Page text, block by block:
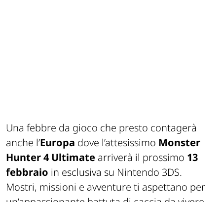
Una febbre da gioco che presto contagerà
anche l’Europa dove l’attesissimo Monster
Hunter 4 Ultimate arriverà il prossimo 13
febbraio in esclusiva su Nintendo 3DS.
Mostri, missioni e avventure ti aspettano per